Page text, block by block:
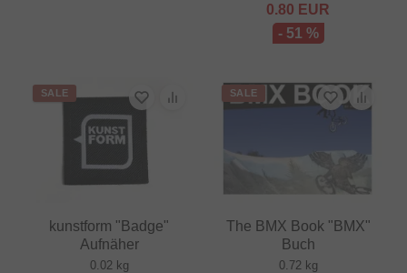
0.80 EUR
- 51 %
SALE
kunstform "Badge"
Aufnäher
0.02 kg
SALE
The BMX Book "BMX"
Buch
0.72 kg